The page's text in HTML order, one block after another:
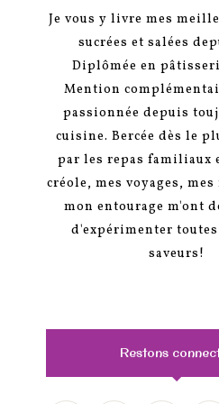
Je vous y livre mes
sucrées et salées
Diplômée en
Mention
passionnée depuis
cuisine. Bercée dès le
par les repas familiaux
créole, mes voyages,
mon entourage m'ont
d'expérimenter
saveurs!
Restons